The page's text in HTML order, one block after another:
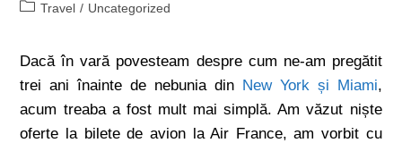
Travel / Uncategorized
Dacă în vară povesteam despre cum ne-am pregătit
trei ani înainte de nebunia din New York și Miami,
acum treaba a fost mult mai simplă. Am văzut niște
oferte la bilete de avion la Air France, am vorbit cu